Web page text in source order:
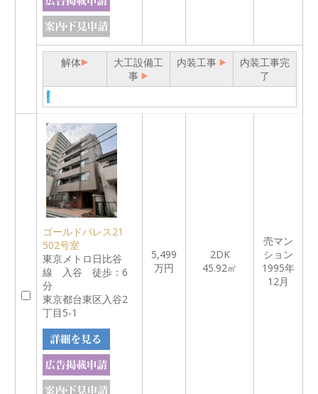
解体
大工設備工
事
内装工事
内装工事完
了
ゴールドパレス21
502号室
東京メトロ日比谷
線 入谷 徒歩：6
分
東京都台東区入谷2
丁目5-1
5,499
万円
2DK
45.92㎡
売マン
ション
1995年
12月